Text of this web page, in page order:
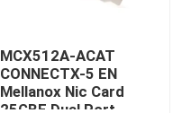
MCX512A-ACAT
CONNECTX-5 EN
Mellanox Nic Card